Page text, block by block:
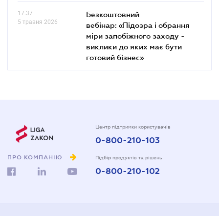
17.37
5 травня 2026
Безкоштовний
вебінар: «Підозра і обрання
міри запобіжного заходу -
виклики до яких має бути
готовий бізнес»
ПРО КОМПАНІЮ
Центр підтримки користувачів
0-800-210-103
Підбір продуктів та рішень
0-800-210-102